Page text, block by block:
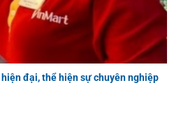
đại, thể hiện sự chuyên nghiệp